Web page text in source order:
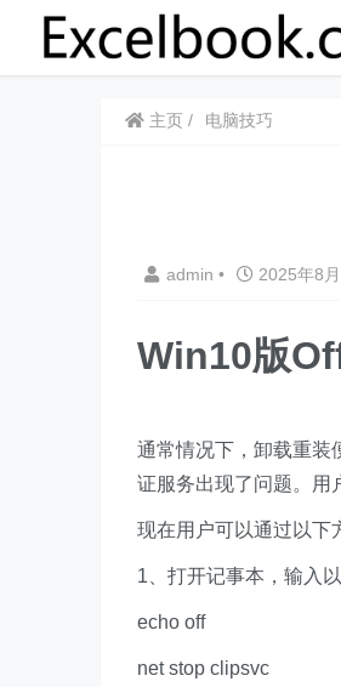
主页 电脑技巧
admin • 2025年8
Win10版
通常情况下，卸载重装
证服务出现了问题。用
现在用户可以通过以下
1、打开记事本，输入
echo off
net stop clipsvc